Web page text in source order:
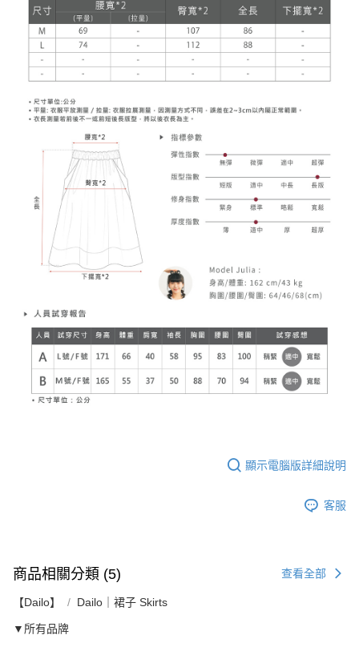
顯示電腦版詳細說明
客服
商品相關分類 (5) 查看全部
【Dailo】 Dailo｜裙子 Skirts
▼所有品牌